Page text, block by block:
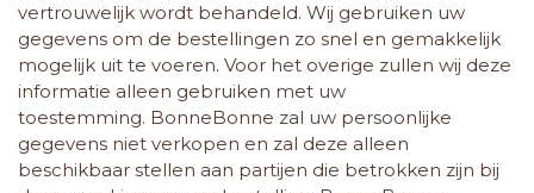
vertrouwelijk wordt behandeld. Wij gebruiken uw
gegevens om de bestellingen zo snel en gemakkelijk
mogelijk uit te voeren. Voor het overige zullen wij deze
informatie alleen gebruiken met uw
toestemming. BonneBonne zal uw persoonlijke
gegevens niet verkopen en zal deze alleen
beschikbaar stellen aan partijen die betrokken zijn bij